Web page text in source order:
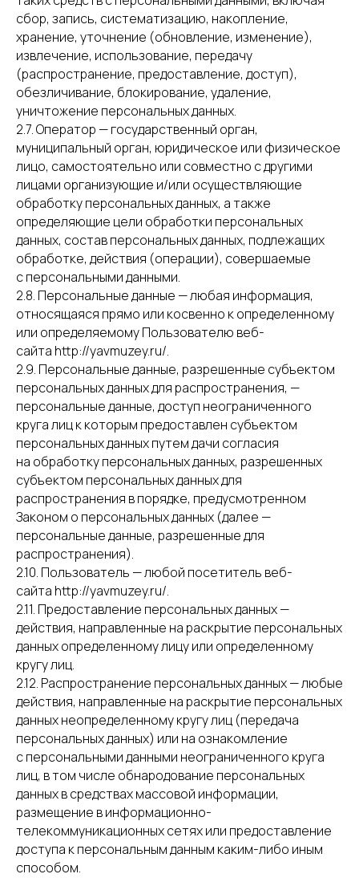
сбор, запись, систематизацию, накопление,
хранение, уточнение (обновление, изменение),
извлечение, использование, передачу
(распространение, предоставление, доступ),
обезличивание, блокирование, удаление,
уничтожение персональных данных.
2.7. Оператор — государственный орган,
муниципальный орган, юридическое или физическое
лицо, самостоятельно или совместно с другими
лицами организующие и/или осуществляющие
обработку персональных данных, а также
определяющие цели обработки персональных
данных, состав персональных данных, подлежащих
обработке, действия (операции), совершаемые
с персональными данными.
2.8. Персональные данные — любая информация,
относящаяся прямо или косвенно к определенному
или определяемому Пользователю веб-
сайта http://yavmuzey.ru/.
2.9. Персональные данные, разрешенные субъектом
персональных данных для распространения, —
персональные данные, доступ неограниченного
круга лиц к которым предоставлен субъектом
персональных данных путем дачи согласия
на обработку персональных данных, разрешенных
субъектом персональных данных для
распространения в порядке, предусмотренном
Законом о персональных данных (далее —
персональные данные, разрешенные для
распространения).
2.10. Пользователь — любой посетитель веб-
сайта http://yavmuzey.ru/.
2.11. Предоставление персональных данных —
действия, направленные на раскрытие персональных
данных определенному лицу или определенному
кругу лиц.
2.12. Распространение персональных данных — любые
действия, направленные на раскрытие персональных
данных неопределенному кругу лиц (передача
персональных данных) или на ознакомление
с персональными данными неограниченного круга
лиц, в том числе обнародование персональных
данных в средствах массовой информации,
размещение в информационно-
телекоммуникационных сетях или предоставление
доступа к персональным данным каким-либо иным
способом.